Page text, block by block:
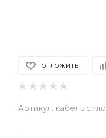
ОТЛОЖИТЬ
Артикул: кабель